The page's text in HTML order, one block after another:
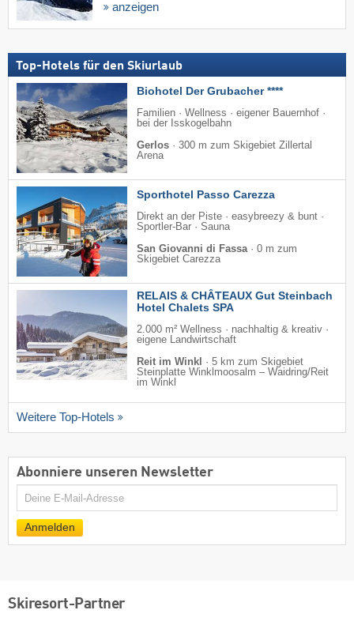
anzeigen
Top-Hotels für den Skiurlaub
Biohotel Der Grubacher ****
Familien · Wellness · eigener Bauernhof ·
bei der Isskogelbahn
Gerlos · 300 m zum Skigebiet Zillertal
Arena
Sporthotel Passo Carezza
Direkt an der Piste · easybreezy & bunt ·
Sportler-Bar · Sauna
San Giovanni di Fassa· 0 m zum
Skigebiet Carezza
RELAIS & CHÂTEAUX Gut Steinbach
Hotel Chalets SPA
2.000 m² Wellness · nachhaltig & kreativ ·
eigene Landwirtschaft
Reit im Winkl
· 5 km zum Skigebiet
Steinplatte Winklmoosalm – Waidring/​Reit
im Winkl
Weitere Top-Hotels
Abonniere unseren Newsletter
E-
Anmelden
Skiresort-Partner